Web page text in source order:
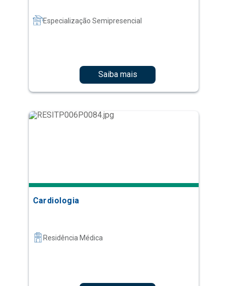
Especialização Semipresencial
Saiba mais
Cardiologia
Residência Médica